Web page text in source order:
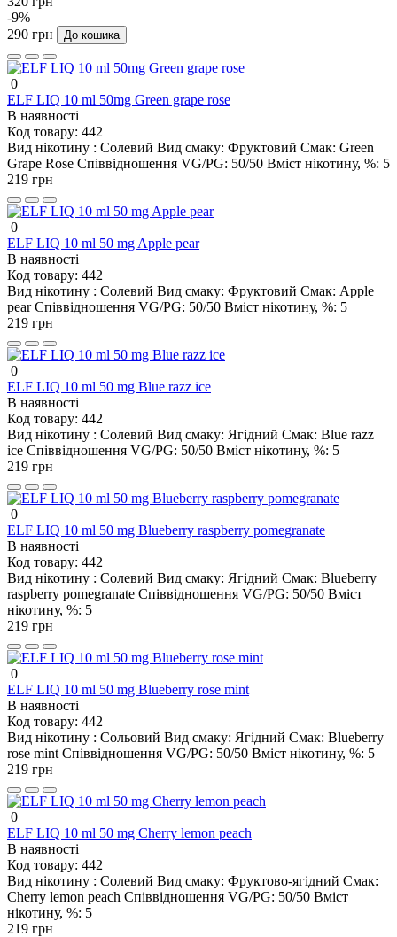
-9%
290 грн
До кошика
0
ELF LIQ 10 ml 50mg Green grape rose
В наявності
Код товару: 442
Вид нікотину : Солевий Вид смаку: Фруктовий Смак: Green
Grape Rose Співвідношення VG/PG: 50/50 Вміст нікотину, %: 5
219 грн
0
ELF LIQ 10 ml 50 mg Apple pear
В наявності
Код товару: 442
Вид нікотину : Солевий Вид смаку: Фруктовий Смак: Apple
pear Співвідношення VG/PG: 50/50 Вміст нікотину, %: 5
219 грн
0
ELF LIQ 10 ml 50 mg Blue razz ice
В наявності
Код товару: 442
Вид нікотину : Солевий Вид смаку: Ягідний Смак: Blue razz
ice Співвідношення VG/PG: 50/50 Вміст нікотину, %: 5
219 грн
0
ELF LIQ 10 ml 50 mg Blueberry raspberry pomegranate
В наявності
Код товару: 442
Вид нікотину : Солевий Вид смаку: Ягідний Смак: Blueberry
raspberry pomegranate Співвідношення VG/PG: 50/50 Вміст
нікотину, %: 5
219 грн
0
ELF LIQ 10 ml 50 mg Blueberry rose mint
В наявності
Код товару: 442
Вид нікотину : Сольовий Вид смаку: Ягідний Смак: Blueberry
rose mint Співвідношення VG/PG: 50/50 Вміст нікотину, %: 5
219 грн
0
ELF LIQ 10 ml 50 mg Cherry lemon peach
В наявності
Код товару: 442
Вид нікотину : Солевий Вид смаку: Фруктово-ягідний Смак:
Cherry lemon peach Співвідношення VG/PG: 50/50 Вміст
нікотину, %: 5
219 грн